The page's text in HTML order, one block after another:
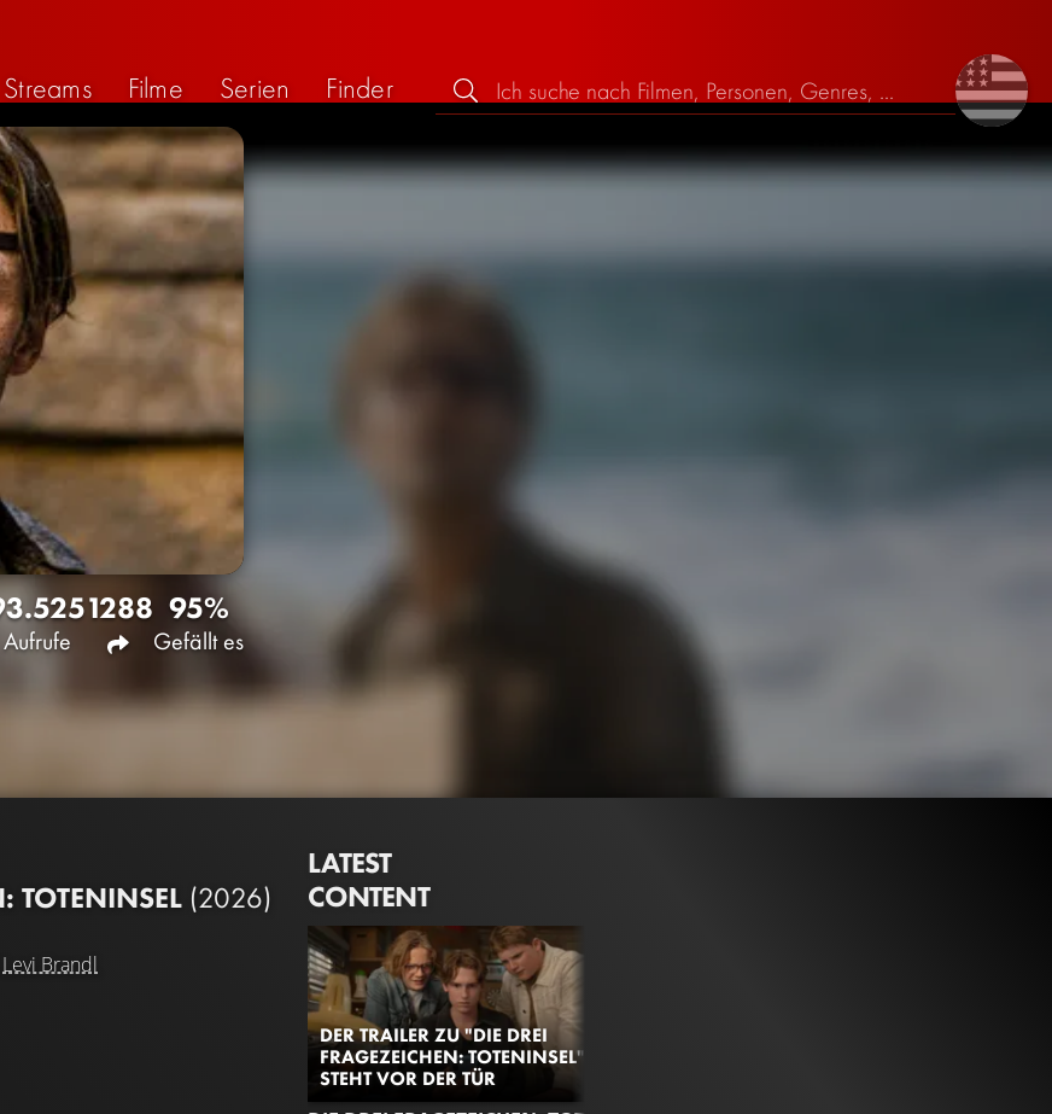
Streams Filme Serien Finder
Aufrufe
1288 95%
Gefällt es
TOTENINSEL (2026)
Levi Brandl
LATEST
CONTENT
DER TRAILER ZU "DIE DREI
FRAGEZEICHEN: TOTENINSEL"
STEHT VOR DER TÜR